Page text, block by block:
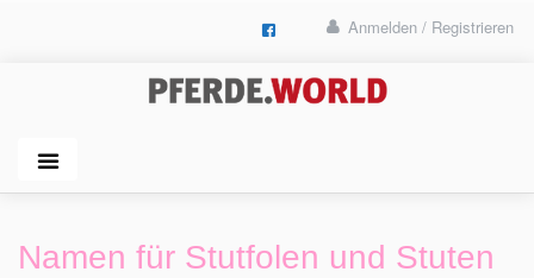
Anmelden / Registrieren
Namen für Stutfolen und Stuten